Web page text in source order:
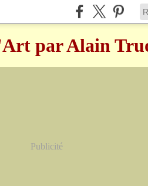
par Alain
Publicité